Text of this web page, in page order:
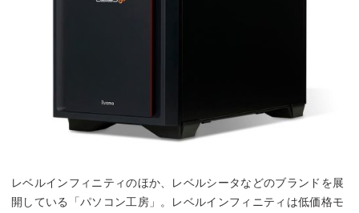
レベルインフィニティのほか、レベルシータなどのブランドを展
開している「パソコン工房」。レベルインフィニティは低価格モ